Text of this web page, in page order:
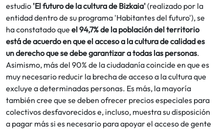
estudio 'El futuro de la cultura de Bizkaia'(realizado por la
entidad dentro de su programa 'Habitantes del futuro'), se
ha constatado que el 94,7% de la población del territorio
está de acuerdo en que el acceso a la cultura de calidad es
un derecho que se debe garantizar a todas las personas.
Asimismo, más del 90% de la ciudadanía coincide en que es
muy necesario reducir la brecha de acceso a la cultura que
excluye a determinadas personas. Es más, la mayoría
también cree que se deben ofrecer precios especiales para
colectivos desfavorecidos e, incluso, muestra su disposición
a pagar más si es necesario para apoyar el acceso de gente